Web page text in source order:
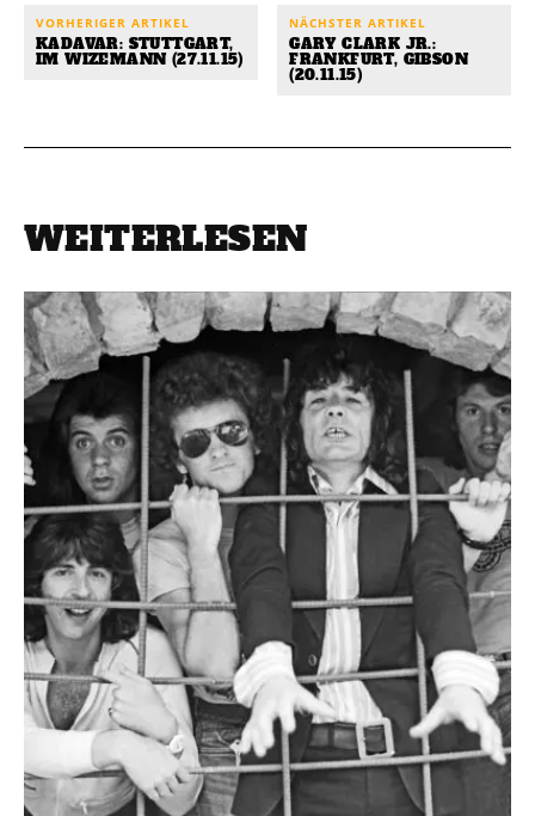
VORHERIGER ARTIKEL
KADAVAR: STUTTGART,
IM WIZEMANN (27.11.15)
NÄCHSTER ARTIKEL
GARY CLARK JR.:
FRANKFURT, GIBSON
(20.11.15)
WEITERLESEN